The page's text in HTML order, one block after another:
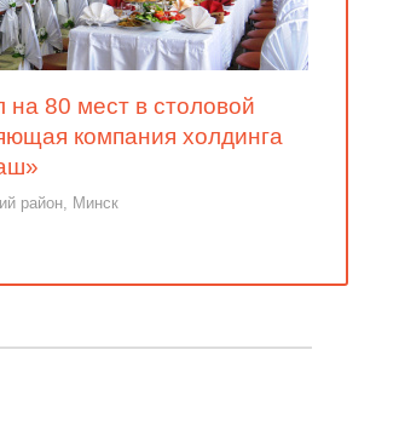
на 80 мест в столовой
компания холдинга
район, Минск